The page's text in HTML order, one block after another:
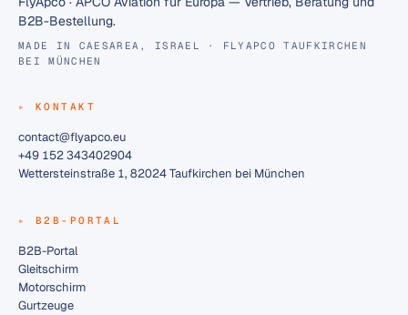
B2B-Bestellung.
MADE IN CAESAREA, ISRAEL · FLYAPCO TAUFKIRCHEN
BEI MÜNCHEN
KONTAKT
contact@flyapco.eu
+49 152 343402904
Wettersteinstraße 1, 82024 Taufkirchen bei München
B2B-PORTAL
B2B-Portal
Gleitschirm
Motorschirm
Gurtzeuge